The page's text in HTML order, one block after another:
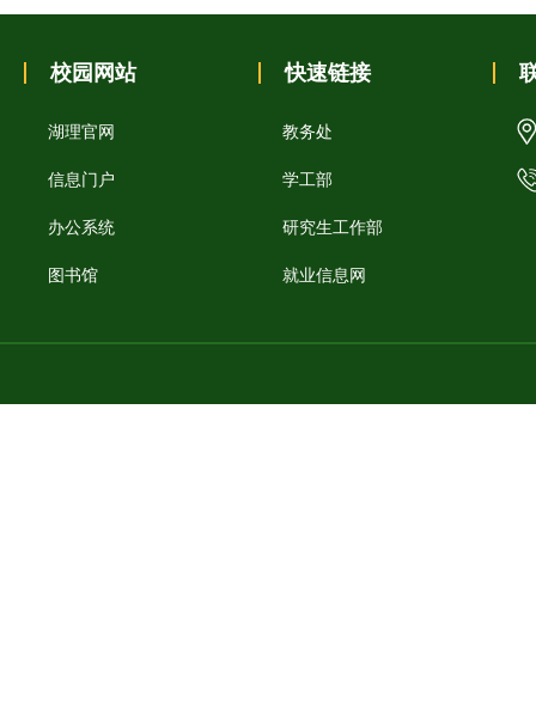
校园网站
湖理官网
信息门户
办公系统
图书馆
快速链接
教务处
学工部
研究生工作部
就业信息网